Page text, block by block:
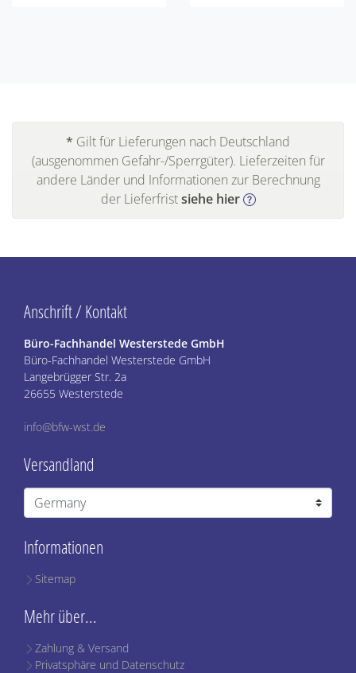
* Gilt für Lieferungen nach Deutschland
(ausgenommen Gefahr-/Sperrgüter). Lieferzeiten für
andere Länder und Informationen zur Berechnung
der Lieferfristsiehe hier
Informationen
Sitemap
Mehr über...
Zahlung & Versand
Privatsphäre und Datenschutz
Anschrift / Kontakt
Büro-Fachhandel Westerstede GmbH
Büro-Fachhandel Westerstede GmbH
Langebrügger Str. 2a
26655 Westerstede
info@bfw-wst.de
Versandland